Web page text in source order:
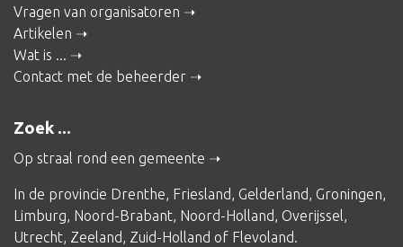
Vragen van organisatoren
Artikelen
Wat is ...
Contact met de beheerder
Zoek ...
Op straal rond een gemeente
In de provincie Drenthe, Friesland, Gelderland, Groningen,
Limburg, Noord-Brabant, Noord-Holland, Overijssel,
Utrecht, Zeeland, Zuid-Holland of Flevoland.